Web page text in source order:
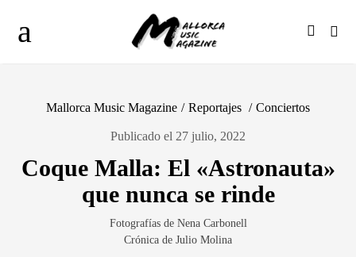
Mallorca Music Magazine / Reportajes / Conciertos
Publicado el 27 julio, 2022
Coque Malla: El «Astronauta»
que nunca se rinde
Fotografías de Nena Carbonell
Crónica de Julio Molina